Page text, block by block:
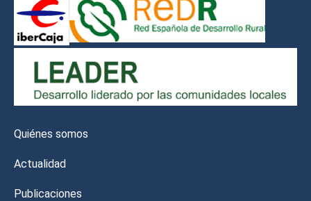
Quiénes somos
Actualidad
Publicaciones